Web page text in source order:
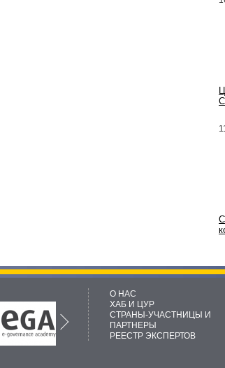
О НАС
ХАБ И ЦУР
СТРАНЫ-УЧАСТНИЦЫ И
ПАРТНЕРЫ
РЕЕСТР ЭКСПЕРТОВ